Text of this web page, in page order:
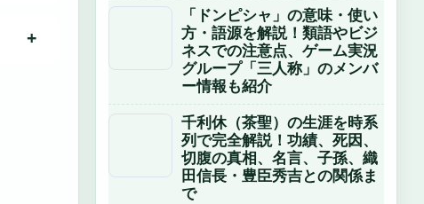
「ドンピシャ」の意味・使い
方・語源を解説！類語やビジ
ネスでの注意点、ゲーム実況
グループ「三人称」のメンバ
ー情報も紹介
千利休（茶聖）の生涯を時系
列で完全解説！功績、死因、
切腹の真相、名言、子孫、織
田信長・豊臣秀吉との関係ま
で